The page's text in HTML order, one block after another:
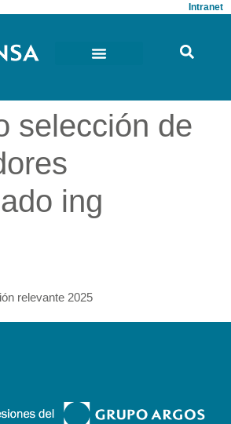
Intranet
selección de
ing
relevante 2025